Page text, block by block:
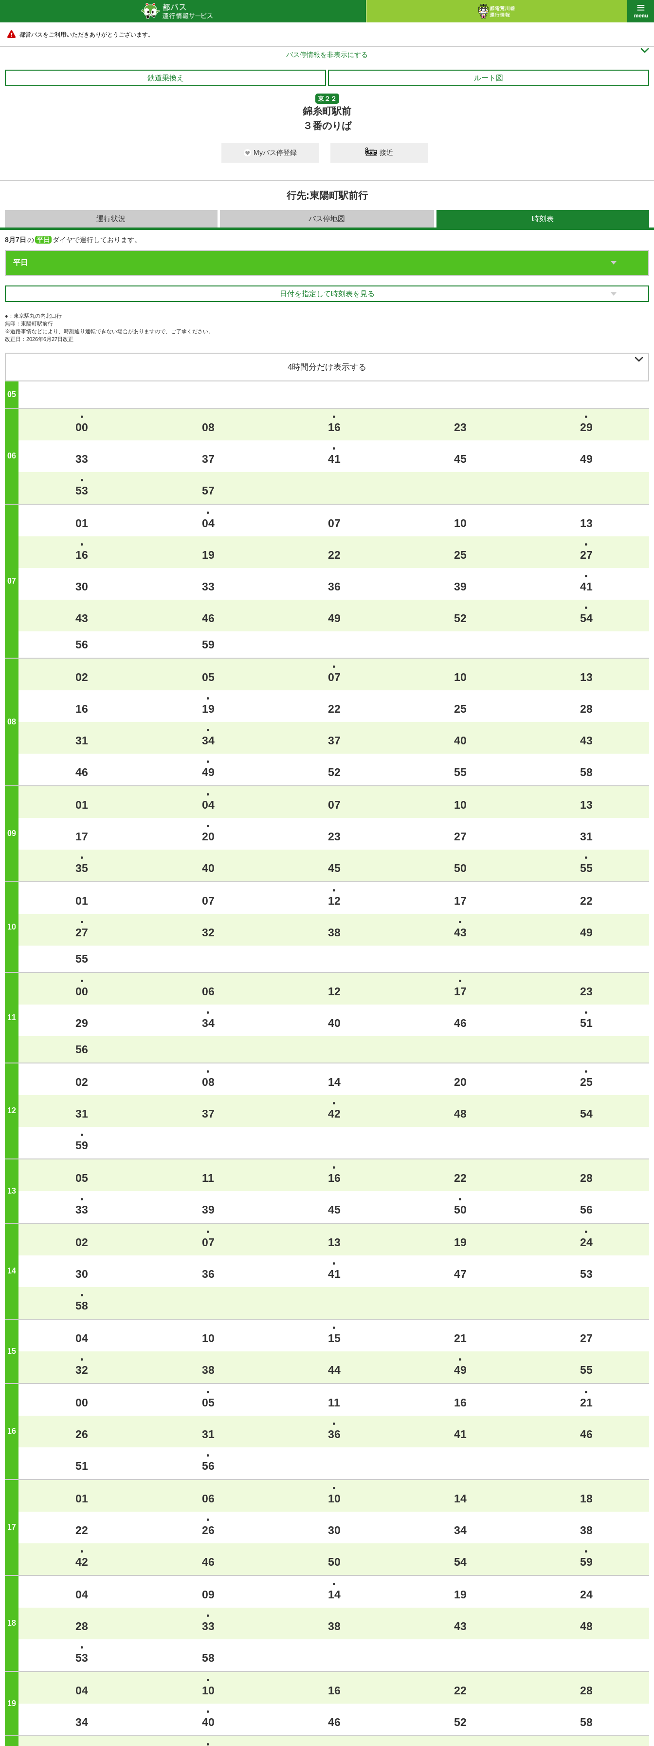
都営バスをご利用いただきありがとうございます。
バス停情報を非表示にする 
鉄道乗換え ルート図
東２２
錦糸町駅前
３番のりば
Myバス停登録 接近
行先:東陽町駅前行
運行状況 バス停地図 時刻表
8月7日 の 平日 ダイヤで運行しております。
日付を指定して時刻表を見る
●：東京駅丸の内北口行
無印：東陽町駅前行
※道路事情などにより、時刻通り運転できない場合がありますので、ご了承ください。
改正日：2026年6月27日改正
4時間分だけ表示する 
05
06
●
00 08
●
16 23
●
29
33 37
●
41 45 49
●
53 57
07
01
●
04 07 10 13
●
16 19 22 25
●
27
30 33 36 39
●
41
43 46 49 52
●
54
56 59
08 ジ
02 05
●
07 10 13
16
●
19 22 25 28
31
●
34 37 40 43
46
●
49 52 55 58
09
01
●
04 07 10 13
17
●
20 23 27 31
●
35 40 45 50
●
55
10
01 07
●
12 17 22
●
27 32 38
●
43 49
55
11
●
00 06 12
●
17 23
29
●
34 40 46
●
51
56
12
02
●
08 14 20
●
25
31 37
●
42 48 54
●
59
13 ジ
05 11
●
16 22 28
●
33 39 45
●
50 56
14
02
●
07 13 19
●
24
30 36
●
41 47 53
●
58
15 ジ
04 10
●
15 21 27
●
32 38 44
●
49 55
16
00
●
05 11 16
●
21
26 31
●
36 41 46
51
●
56
17
01 06
●
10 14 18
22
●
26 30 34 38
●
42 46 50 54
●
59
18
04 09
●
14 19 24
28
●
33 38 43 48
●
53 58
19 ジ
04
●
10 16 22 28
34
●
40 46 52 58
●